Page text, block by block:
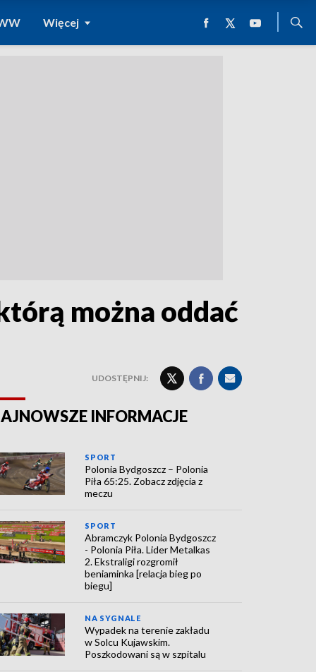
Więcej
można oddać
UDOSTĘPNIJ:
INFORMACJE
SPORT
Polonia Bydgoszcz – Polonia
Piła 65:25. Zobacz zdjęcia z
meczu
SPORT
Abramczyk Polonia Bydgoszcz
- Polonia Piła. Lider Metalkas
2. Ekstraligi rozgromił
beniaminka [relacja bieg po
biegu]
NA SYGNALE
Wypadek na terenie zakładu
w Solcu Kujawskim.
Poszkodowani są w szpitalu